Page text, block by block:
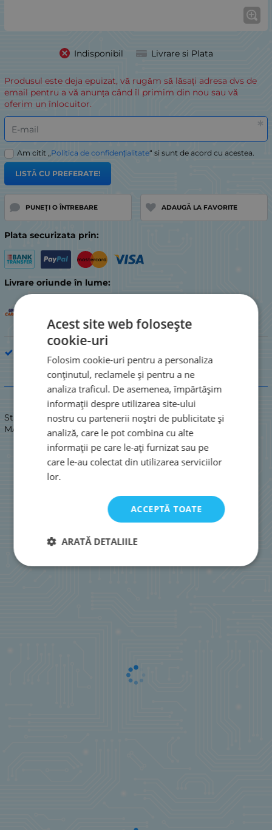
Indisponibil Livrare si Plata
Produsul este deja epuizat, vă rugăm să lăsați adresa dvs de
email pentru a vă anunța când îl primim din nou sau vă
oferim un înlocuitor.
E-mail
Am citit „Politica de confidențialitate“ si sunt de acord cu acestea.
LISTĂ CU PREFERATE!
PUNEȚI O ÎNTREBARE ADAUGĂ LA FAVORITE
Plata securizata prin:
Livrare oriunde în lume:
Descriere
Stare: NOU / NOU
MÂNER UȘĂ ALB ARDO/PH.
Acest site web folosește
cookie-uri
Folosim cookie-uri pentru a personaliza
conținutul, reclamele și pentru a ne
analiza traficul. De asemenea, împărtășim
informații despre utilizarea site-ului
nostru cu partenerii noștri de publicitate și
analiză, care le pot combina cu alte
informații pe care le-ați furnizat sau pe
care le-au colectat din utilizarea serviciilor
lor.
ACCEPTĂ TOATE
ARATĂ DETALIILE